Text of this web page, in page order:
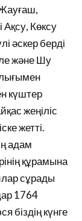
Көксу
әскер берді
және Шу
күштер
жеңіліс
жетті.
адам
құрамына
сұрады
1764
біздің күнге